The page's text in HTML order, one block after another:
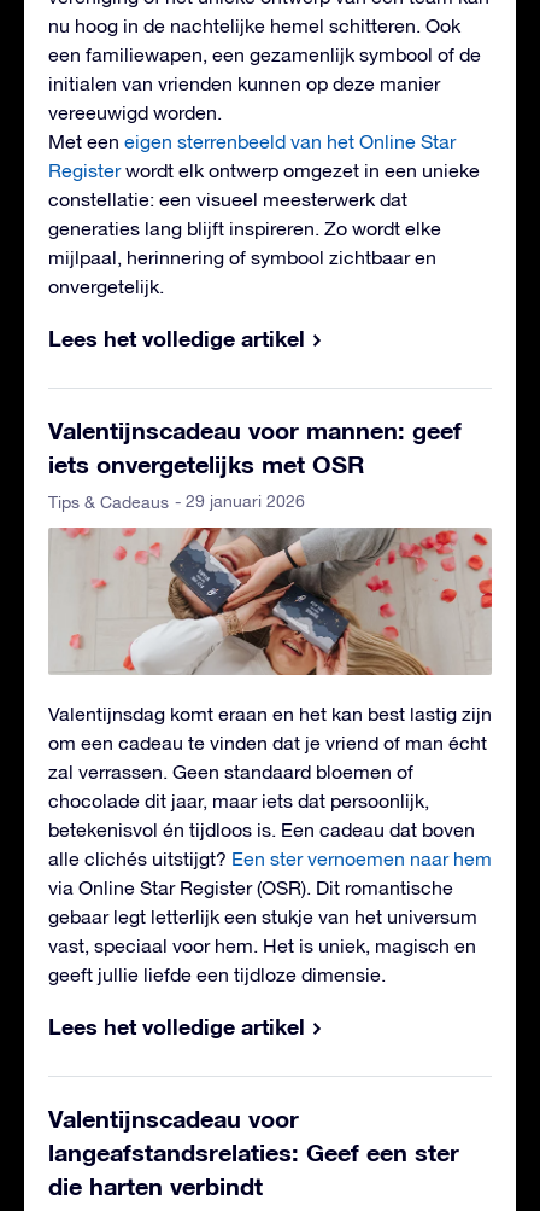
nu hoog in de nachtelijke hemel schitteren. Ook
een familiewapen, een gezamenlijk symbool of de
initialen van vrienden kunnen op deze manier
vereeuwigd worden.
Met een eigen sterrenbeeld van het Online Star
Registerwordt elk ontwerp omgezet in een unieke
constellatie: een visueel meesterwerk dat
generaties lang blijft inspireren. Zo wordt elke
mijlpaal, herinnering of symbool zichtbaar en
onvergetelijk.
Lees het volledige artikel
Valentijnscadeau voor mannen: geef
iets onvergetelijks met OSR
Tips & Cadeaus - 29 januari 2026
Valentijnsdag komt eraan en het kan best lastig zijn
om een cadeau te vinden dat je vriend of man écht
zal verrassen. Geen standaard bloemen of
chocolade dit jaar, maar iets dat persoonlijk,
betekenisvol én tijdloos is. Een cadeau dat boven
alle clichés uitstijgt? Een ster vernoemen naar hem
via Online Star Register (OSR). Dit romantische
gebaar legt letterlijk een stukje van het universum
vast, speciaal voor hem. Het is uniek, magisch en
geeft jullie liefde een tijdloze dimensie.
Lees het volledige artikel
Valentijnscadeau voor
langeafstandsrelaties: Geef een ster
die harten verbindt